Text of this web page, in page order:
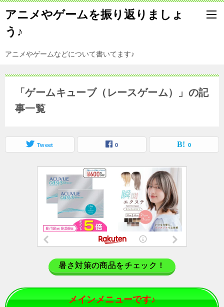
アニメやゲームを振り返りましょ
う♪
アニメやゲームなどについて書いてます♪
「ゲームキューブ（レースゲーム）」の記
事一覧
Tweet 0 0
暑さ対策の商品をチェック！
メインメニューです♪